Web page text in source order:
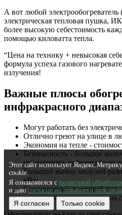
Этот сайт использует
cookie.
Я ознакомился с политикой
и даюсогласие на обработку
Я согласен Только cookie
А вот любой
электрическая тепловая пушка,
более высокую себестоимость
помощью киловатта тепла.
“Цена на технику + невысокая
формула успеха газового
излучения!
Важные плюсы
инфракрасного
Могут работать без
Отлично греют на улице в
Экономия на тепле -
Безопасность - большое
отвечающих за безопасную
Большой выбор моделей
кВт;
Современный внешний вид
пирамидки смотрятся очень